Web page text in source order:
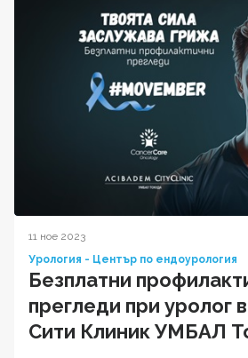
11 ное 2023
Урология - Център по ендоурология
Безплатни
прегледи при уролог
Сити Клиник УМБАЛ